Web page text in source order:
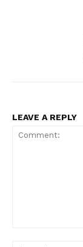
LEAVE A REPLY